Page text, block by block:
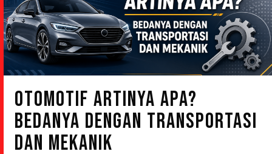
OTOMOTIF ARTINYA APA?
BEDANYA DENGAN TRANSPORTASI
DAN MEKANIK